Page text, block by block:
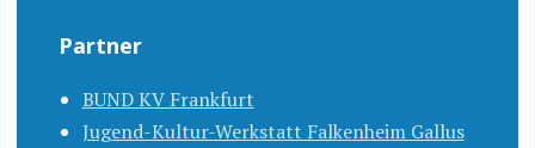
Partner
BUND KV Frankfurt
Jugend-Kultur-Werkstatt Falkenheim Gallus